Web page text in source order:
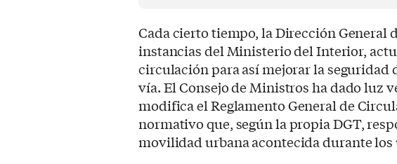
Cada cierto tiempo, la Dirección General
instancias del Ministerio del Interior,
circulación para así mejorar la seguridad
vía. El Consejo de Ministros ha dado luz
modifica el Reglamento General de
normativo que, según la propia DGT,
movilidad urbana acontecida durante